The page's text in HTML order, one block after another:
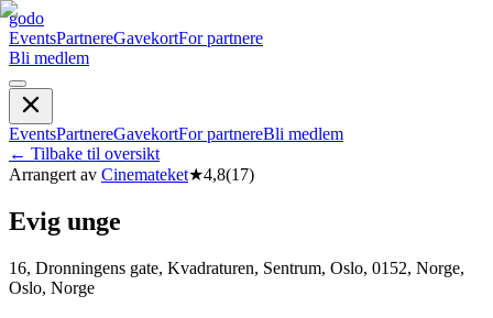
godo
EventsPartnereGavekortFor partnere
Bli medlem
EventsPartnereGavekortFor partnereBli medlem
← Tilbake til oversikt
Arrangert av Cinemateket★4,8(17)
Evig unge
16, Dronningens gate, Kvadraturen, Sentrum, Oslo, 0152, Norge,
Oslo, Norge